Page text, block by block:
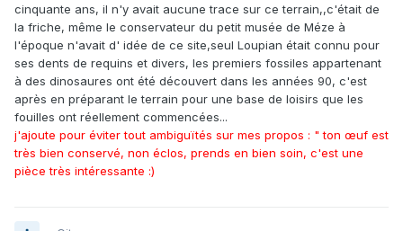
cinquante ans, il n'y avait aucune trace sur ce terrain,,c'était de
la friche, même le conservateur du petit musée de Méze à
l'époque n'avait d' idée de ce site,seul Loupian était connu pour
ses dents de requins et divers, les premiers fossiles appartenant
à des dinosaures ont été découvert dans les années 90, c'est
après en préparant le terrain pour une base de loisirs que les
fouilles ont réellement commencées...
j'ajoute pour éviter tout ambiguïtés sur mes propos : " ton œuf est
très bien conservé, non éclos, prends en bien soin, c'est une
pièce très intéressante :)